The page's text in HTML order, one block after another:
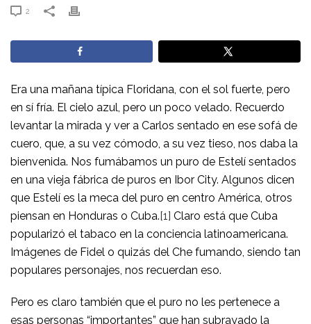
2
Era una mañana típica Floridana, con el sol fuerte, pero
en sí fría. El cielo azul, pero un poco velado. Recuerdo
levantar la mirada y ver a Carlos sentado en ese sofá de
cuero, que, a su vez cómodo, a su vez tieso, nos daba la
bienvenida. Nos fumábamos un puro de Estelí sentados
en una vieja fábrica de puros en Ibor City. Algunos dicen
que Estelí es la meca del puro en centro América, otros
piensan en Honduras o Cuba. [1] Claro está que Cuba
popularizó el tabaco en la conciencia latinoamericana.
Imágenes de Fidel o quizás del Che fumando, siendo tan
populares personajes, nos recuerdan eso.
Pero es claro también que el puro no les pertenece a
esas personas “importantes” que han subrayado la